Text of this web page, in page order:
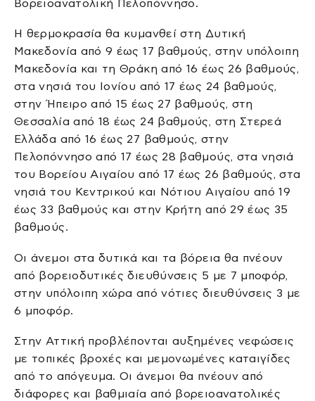
Βορειοανατολική Πελοπόννησο.
Η θερμοκρασία θα κυμανθεί στη Δυτική
Μακεδονία από 9 έως 17 βαθμούς, στην υπόλοιπη
Μακεδονία και τη Θράκη από 16 έως 26 βαθμούς,
στα νησιά του Ιονίου από 17 έως 24 βαθμούς,
στην Ήπειρο από 15 έως 27 βαθμούς, στη
Θεσσαλία από 18 έως 24 βαθμούς, στη Στερεά
Ελλάδα από 16 έως 27 βαθμούς, στην
Πελοπόννησο από 17 έως 28 βαθμούς, στα νησιά
του Βορείου Αιγαίου από 17 έως 26 βαθμούς, στα
νησιά του Κεντρικού και Νότιου Αιγαίου από 19
έως 33 βαθμούς και στην Κρήτη από 29 έως 35
βαθμούς.
Οι άνεμοι στα δυτικά και τα βόρεια θα πνέουν
από βορειοδυτικές διευθύνσεις 5 με 7 μποφόρ,
στην υπόλοιπη χώρα από νότιες διευθύνσεις 3 με
6 μποφόρ.
Στην Αττική προβλέπονται αυξημένες νεφώσεις
με τοπικές βροχές και μεμονωμένες καταιγίδες
από το απόγευμα. Οι άνεμοι θα πνέουν από
διάφορες και βαθμιαία από βορειοανατολικές